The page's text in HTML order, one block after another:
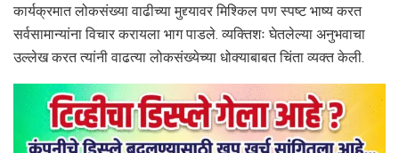
कार्यक्रमात लोकसंख्या वाढीच्या मुद्द्यावर मिश्किल पण स्पष्ट भाष्य करत
सर्वसामान्यांना विचार करायला भाग पाडले. व्यक्तिशः घेतलेल्या अनुभवाचा
उल्लेख करत त्यांनी वाढत्या लोकसंख्येच्या धोक्याबाबत चिंता व्यक्त केली.